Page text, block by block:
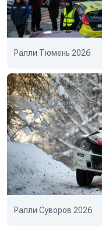
Ралли Тюмень 2026
Ралли Суворов 2026